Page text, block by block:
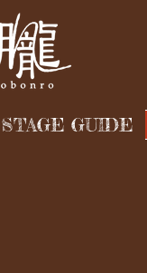
STAGE GUIDE